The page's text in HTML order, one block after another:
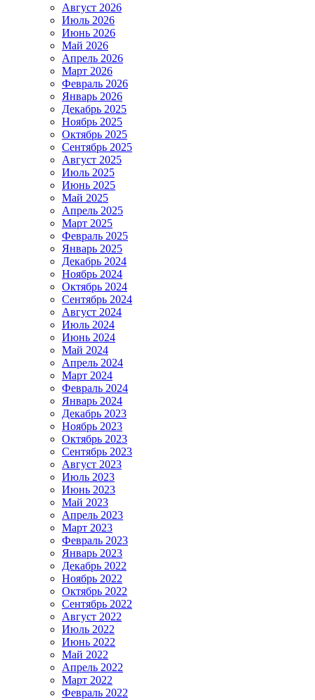
Август 2026
Июль 2026
Июнь 2026
Май 2026
Апрель 2026
Март 2026
Февраль 2026
Январь 2026
Декабрь 2025
Ноябрь 2025
Октябрь 2025
Сентябрь 2025
Август 2025
Июль 2025
Июнь 2025
Май 2025
Апрель 2025
Март 2025
Февраль 2025
Январь 2025
Декабрь 2024
Ноябрь 2024
Октябрь 2024
Сентябрь 2024
Август 2024
Июль 2024
Июнь 2024
Май 2024
Апрель 2024
Март 2024
Февраль 2024
Январь 2024
Декабрь 2023
Ноябрь 2023
Октябрь 2023
Сентябрь 2023
Август 2023
Июль 2023
Июнь 2023
Май 2023
Апрель 2023
Март 2023
Февраль 2023
Январь 2023
Декабрь 2022
Ноябрь 2022
Октябрь 2022
Сентябрь 2022
Август 2022
Июль 2022
Июнь 2022
Май 2022
Апрель 2022
Март 2022
Февраль 2022